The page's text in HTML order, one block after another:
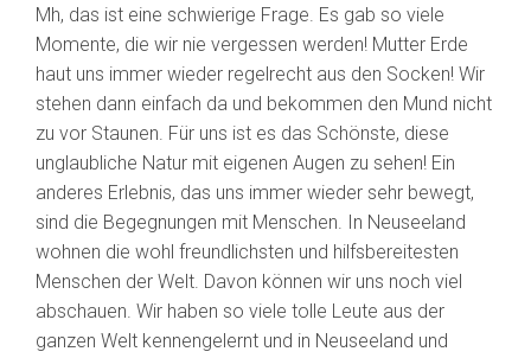
Mh, das ist eine schwierige Frage. Es gab so viele
Momente, die wir nie vergessen werden! Mutter Erde
haut uns immer wieder regelrecht aus den Socken! Wir
stehen dann einfach da und bekommen den Mund nicht
zu vor Staunen. Für uns ist es das Schönste, diese
unglaubliche Natur mit eigenen Augen zu sehen! Ein
anderes Erlebnis, das uns immer wieder sehr bewegt,
sind die Begegnungen mit Menschen. In Neuseeland
wohnen die wohl freundlichsten und hilfsbereitesten
Menschen der Welt. Davon können wir uns noch viel
abschauen. Wir haben so viele tolle Leute aus der
ganzen Welt kennengelernt und in Neuseeland und